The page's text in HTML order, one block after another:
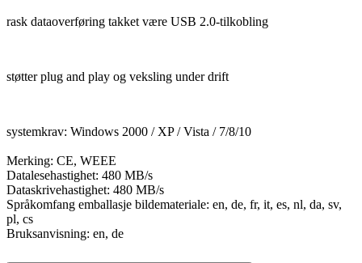
rask dataoverføring takket være USB 2.0-tilkobling
støtter plug and play og veksling under drift
systemkrav: Windows 2000 / XP / Vista / 7/8/10
Merking: CE, WEEE
Datalesehastighet: 480 MB/s
Dataskrivehastighet: 480 MB/s
Språkomfang emballasje bildemateriale: en, de, fr, it, es, nl, da, sv,
pl, cs
Bruksanvisning: en, de